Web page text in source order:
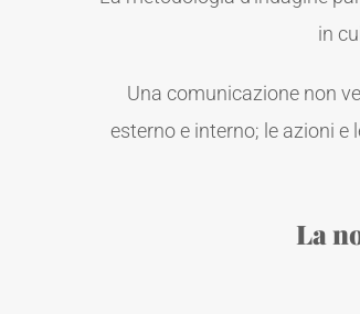
in
Una comunicazione non
esterno e interno; le azioni
La